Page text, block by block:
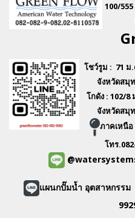
100/
โชว์รูม : 71 ม
จังหวัดสมุ
โกดัง : 102/
จังหวัดสมุ
ภาคเหนือ
โทร
แผนกปั๊มน้ำ อุตสาหกรร